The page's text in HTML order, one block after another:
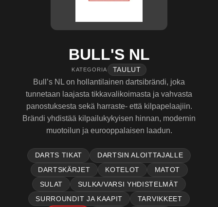
BULL'S NL
KATEGORIA TAULUT
Bull’s NL on hollantilainen dartsibrändi, joka
tunnetaan laajasta tikkavalikoimasta ja vahvasta
panostuksesta sekä harraste- että kilpapelaajiin.
Brändi yhdistää kilpailukykyisen hinnan, modernin
muotoilun ja eurooppalaisen laadun.
DARTS TIKAT
DARTSIN ALOITTAJALLE
DARTSKÄRJET
KOTELOT
MATOT
SULAT
SULKA/VARSI YHDISTELMÄT
SURROUNDIT JA KAAPIT
TARVIKKEET